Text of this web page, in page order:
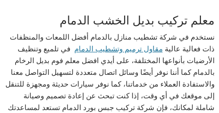
معلم تركيب بديل الخشب الدمام
نستخدم في شركة تشطيب منازل بالدمام أفضل اللمعات والمنظفات
ذات فعالية عالية مقاول ترميم وتشطيب الدمام في تلميع وتنظيف
الأرضيات بأنواعها المختلفة، على أيدي افضل معلم فوم بديل الرخام
بالدمام كما أننا نوفر أيضًا وسائل اتصال متعددة لتسهيل التواصل معنا
والاستفادة العملاء من خدماتنا، كما نوفر سيارات حديثة ومجهزة للتنقل
إلى موقعك في أي وقت، إذا كنت تبحث عن إعادة تصميم وصيانة
شاملة لمكانك، فإن شركة تركيب جبس بورد الدمام تستعد لمساعدتك